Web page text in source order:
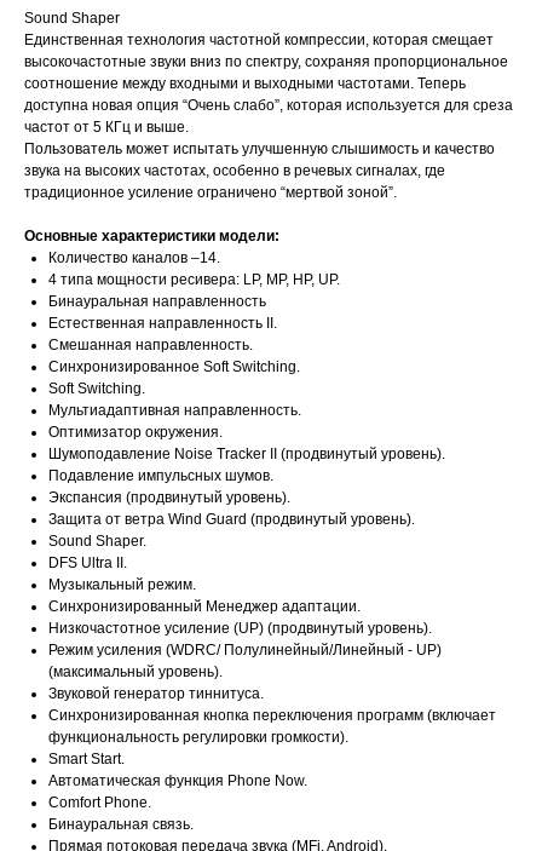
Sound Shaper
Единственная технология частотной компрессии, которая смещает
высокочастотные звуки вниз по спектру, сохраняя пропорциональное
соотношение между входными и выходными частотами. Теперь
доступна новая опция “Очень слабо”, которая используется для среза
частот от 5 КГц и выше.
Пользователь может испытать улучшенную слышимость и качество
звука на высоких частотах, особенно в речевых сигналах, где
традиционное усиление ограничено “мертвой зоной”.
Основные характеристики модели:
Количество каналов –14.
4 типа мощности ресивера: LP, MP, HP, UP.
Бинауральная направленность
Естественная направленность II.
Смешанная направленность.
Синхронизированное Soft Switching.
Soft Switching.
Мультиадаптивная направленность.
Оптимизатор окружения.
Шумоподавление Noise Tracker II (продвинутый уровень).
Подавление импульсных шумов.
Экспансия (продвинутый уровень).
Защита от ветра Wind Guard (продвинутый уровень).
Sound Shaper.
DFS Ultra II.
Музыкальный режим.
Синхронизированный Менеджер адаптации.
Низкочастотное усиление (UP) (продвинутый уровень).
Режим усиления (WDRC/ Полулинейный/Линейный - UP)
(максимальный уровень).
Звуковой генератор тиннитуса.
Синхронизированная кнопка переключения программ (включает
функциональность регулировки громкости).
Smart Start.
Автоматическая функция Phone Now.
Comfort Phone.
Бинауральная связь.
Прямая потоковая передача звука (MFi, Android).